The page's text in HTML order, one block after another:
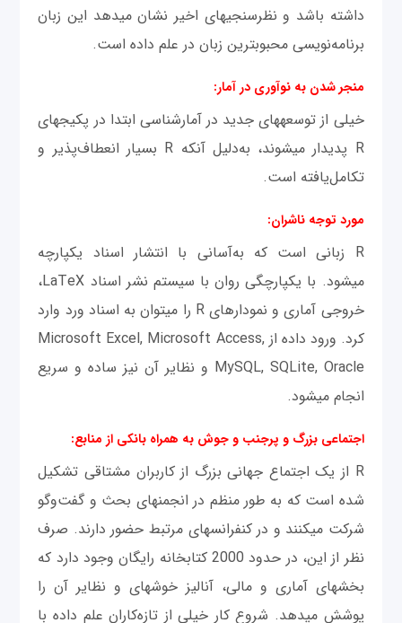
داشته باشد و نظرسنجی‎های اخیر نشان می‎دهد این زبان
برنامه‌نویسی محبوب‎ترین زبان در علم داده است.
منجر شدن به نوآوری در آمار:
خیلی از توسعه‎های جديد در آمارشناسی ابتدا در پکیج‎های
R پدیدار می‎شوند، به‌دلیل آنکه R بسیار انعطاف‌پذیر و
تکامل‌یافته است.
مورد توجه ناشران:
R زبانی است که به‌آسانی با انتشار اسناد یکپارچه
می‎شود. با یکپارچگی روان با سیستم نشر اسناد LaTeX،
خروجی آماری و نمودارهای R را می‎توان به اسناد ورد وارد
کرد. ورود داده از Microsoft Excel, Microsoft Access,
MySQL, SQLite, Oracle و نظاير آن نیز ساده و سریع
انجام می‎شود.
اجتماعی بزرگ و پرجنب و جوش به همراه بانکی از منابع:
R از یک اجتماع جهانی بزرگ از کاربران مشتاقی تشکیل
شده است که به طور منظم در انجمن‎های بحث و گفت‌وگو
شرکت می‎کنند و در کنفرانس‎های مرتبط حضور دارند. صرف
نظر از این، در حدود 2000 کتابخانه رایگان وجود دارد که
بخش‎های آماری و مالی، آنالیز خوشه‎ای و نظایر آن را
پوشش می‎دهد. شروع کار خیلی از تازه‌کاران علم داده با